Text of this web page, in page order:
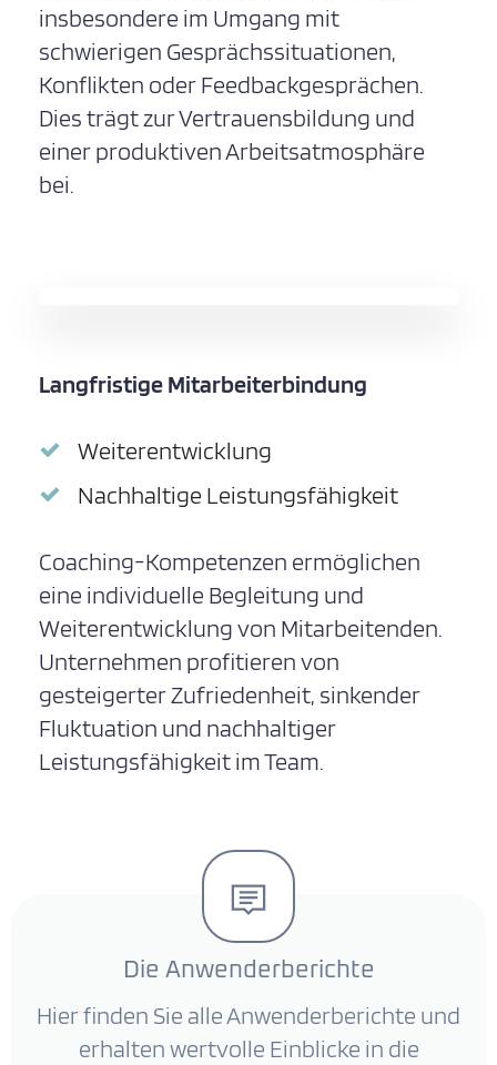
insbesondere im Umgang mit
schwierigen Gesprächssituationen,
Konflikten oder Feedbackgesprächen.
Dies trägt zur Vertrauensbildung und
einer produktiven Arbeitsatmosphäre
bei.
Langfristige Mitarbeiterbindung
Weiterentwicklung
Nachhaltige Leistungsfähigkeit
Coaching-Kompetenzen ermöglichen
eine individuelle Begleitung und
Weiterentwicklung von Mitarbeitenden.
Unternehmen profitieren von
gesteigerter Zufriedenheit, sinkender
Fluktuation und nachhaltiger
Leistungsfähigkeit im Team.
Die Anwenderberichte
Hier finden Sie alle Anwenderberichte und
erhalten wertvolle Einblicke in die